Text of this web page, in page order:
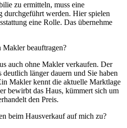
zu ermitteln, muss eine
durchgeführt werden. Hier spielen
eine Rolle. Das übernehme
Makler beauftragen?
auch ohne Makler verkaufen. Der
deutlich länger dauern und Sie haben
Makler kennt die aktuelle Marktlage
bewirbt das Haus, kümmert sich um
den Preis.
beim Hausverkauf auf mich zu?